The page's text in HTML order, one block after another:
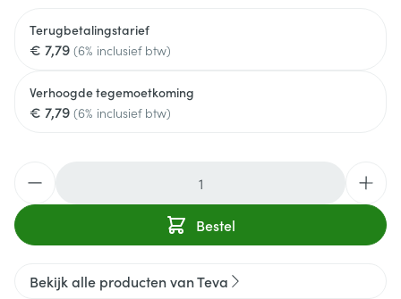
Terugbetalingstarief
€ 7,79 (6% inclusief btw)
Verhoogde tegemoetkoming
€ 7,79 (6% inclusief btw)
Bestel
Bekijk alle producten van Teva